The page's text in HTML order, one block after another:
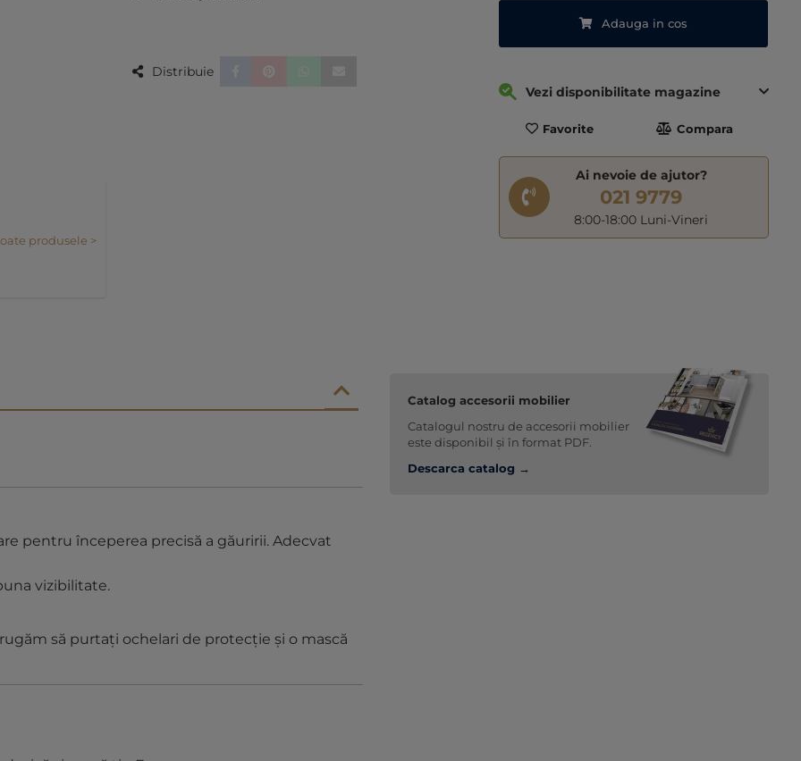
produsele >
Adauga in cos
Vezi disponibilitate magazine
Favorite Compara
Ai nevoie de ajutor?
021 9779
8:00-18:00 Luni-Vineri
Distribuie
pentru începerea precisă a găuririi. Adecvat
vizibilitate.
să purtați ochelari de protecție și o mască
Catalog accesorii mobilier
Catalogul nostru de accesorii mobilier
este disponibil și în format PDF.
Descarca catalog →